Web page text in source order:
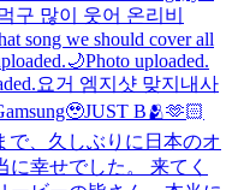
구 많이 웃어 온리비
song we should cover all
🌙Photo uploaded.
요거 엠지샷 맞지 내사
JUST B🫂🫶🏻
で、久しぶりに日本のオ
幸せでした。 来てく